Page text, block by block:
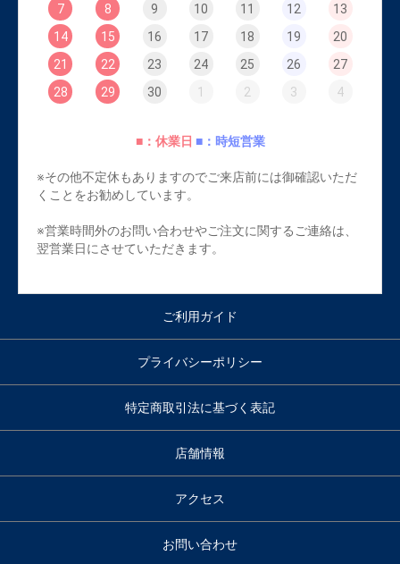
7
8 9 10 11 12
13
14
15 16 17 18 19
20
21
22 23 24 25 26
27
28
29 30 1 2 3 4
■：休業日 ■：時短営業
※その他不定休もありますのでご来店前には御確認いただ
くことをお勧めしています。
※営業時間外のお問い合わせやご注文に関するご連絡は、
翌営業日にさせていただきます。
ご利用ガイド
プライバシーポリシー
特定商取引法に基づく表記
店舗情報
アクセス
お問い合わせ